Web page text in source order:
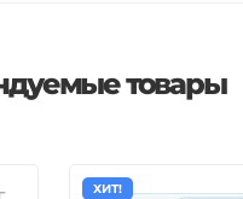
товары
ХИТ!